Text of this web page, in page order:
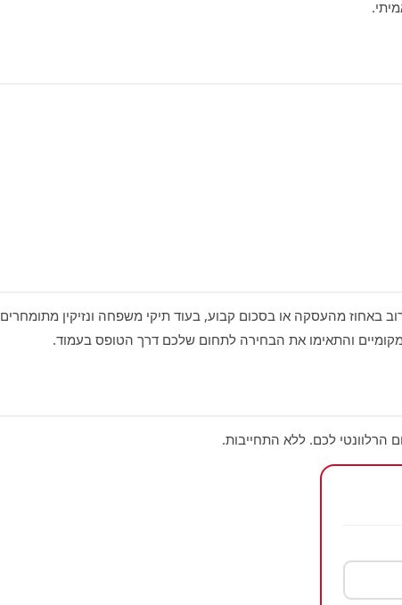
באחוז מהעסקה או בסכום קבוע, בעוד תיקי משפחה ונזיקין מתומחרים
והתאימו את הבחירה לתחום שלכם דרך הטופס בעמוד.
הרלוונטי לכם. ללא התחייבות.